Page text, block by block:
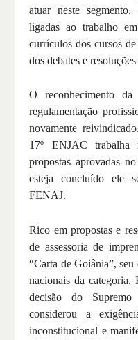
atuar neste
ligadas ao trabalho
currículos dos cursos
dos debates e
O reconhecimento
regulamentação
novamente
17º ENJAC trabalha
propostas aprovadas
esteja concluído ele
FENAJ.
Rico em propostas e
de assessoria de
“Carta de Goiânia”,
nacionais da
decisão do
considerou a
inconstitucional e